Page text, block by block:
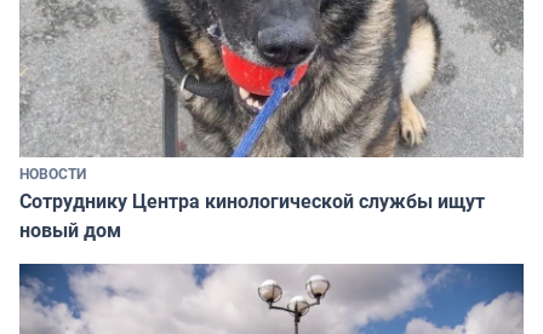
НОВОСТИ
Сотруднику Центра кинологической службы ищут
новый дом